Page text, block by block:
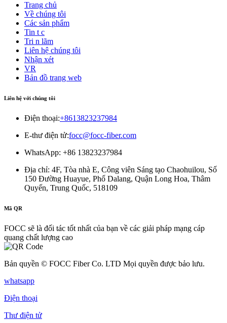
Trang chủ
Về chúng tôi
Các sản phẩm
Tin t c
Tri n lãm
Liên hệ chúng tôi
Nhận xét
VR
Bản đồ trang web
Liên hệ với chúng tôi
Điện thoại:+8613823237984
E-thư điện tử:focc@focc-fiber.com
WhatsApp: +86 13823237984
Địa chỉ: 4F, ​​Tòa nhà E, Công viên Sáng tạo Chaohuilou, Số
150 Đường Huayue, Phố Dalang, Quận Long Hoa, Thâm
Quyến, Trung Quốc, 518109
Mã QR
FOCC sẽ là đối tác tốt nhất của bạn về các giải pháp mạng cáp
quang chất lượng cao
Bản quyền © FOCC Fiber Co. LTD Mọi quyền được bảo lưu.
whatsapp
Điện thoại
Thư điện tử